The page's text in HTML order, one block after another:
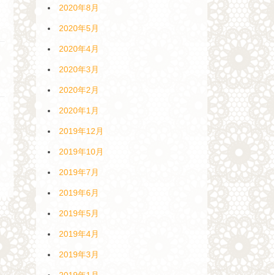
2020年8月
2020年5月
2020年4月
2020年3月
2020年2月
2020年1月
2019年12月
2019年10月
2019年7月
2019年6月
2019年5月
2019年4月
2019年3月